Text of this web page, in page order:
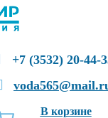
+7 (3532) 20-44-
В корзине